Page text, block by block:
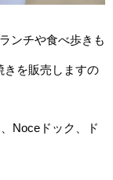
ンチや食べ歩きも
きを販売しますの
Noceドック、ド